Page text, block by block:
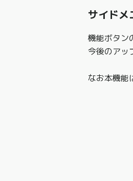
サイドメ
機能ボタン
今後のアッ
なお本機能